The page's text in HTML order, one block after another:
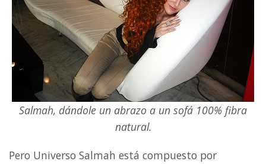
Salmah, dándole un abrazo a un sofá 100% fibra
natural.
Pero Universo Salmah está compuesto por